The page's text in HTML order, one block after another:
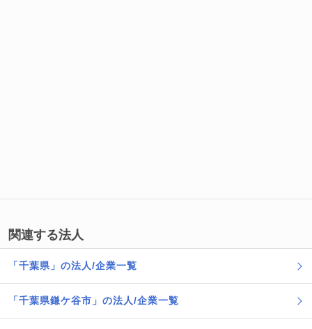
関連する法人
「千葉県」の法人/企業一覧
「千葉県鎌ケ谷市」の法人/企業一覧